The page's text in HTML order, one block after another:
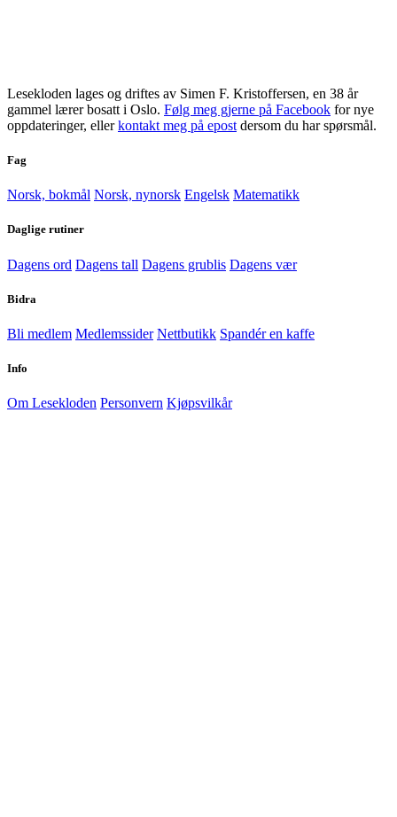
Lesekloden lages og driftes av Simen F. Kristoffersen, en 38 år
gammel lærer bosatt i Oslo. Følg meg gjerne på Facebook for nye
oppdateringer, ellerkontakt meg på epost dersom du har spørsmål.
Fag
Norsk, bokmål Norsk, nynorsk Engelsk Matematikk
Daglige rutiner
Dagens ord Dagens tall Dagens grublis Dagens vær
Bidra
Bli medlem Medlemssider Nettbutikk Spandér en kaffe
Info
Om Lesekloden Personvern Kjøpsvilkår